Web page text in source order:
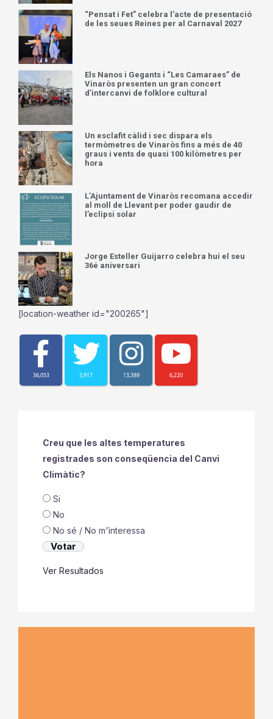
“Pensat i Fet” celebra l’acte de presentació
de les seues Reines per al Carnaval 2027
Els Nanos i Gegants i “Les Camaraes” de
Vinaròs presenten un gran concert
d’intercanvi de folklore cultural
Un esclafit càlid i sec dispara els
termòmetres de Vinaròs fins a més de 40
graus i vents de quasi 100 kilòmetres per
hora
L’Ajuntament de Vinaròs recomana accedir
al moll de Llevant per poder gaudir de
l’eclipsi solar
Jorge Esteller Guijarro celebra hui el seu
36é aniversari
[location-weather id="200265"]
36,053 3,917 13,389 6,220
Creu que les altes temperatures
registrades son conseqüencia del Canvi
Climàtic?
Si
No
No sé / No m'ìnteressa
Ver Resultados